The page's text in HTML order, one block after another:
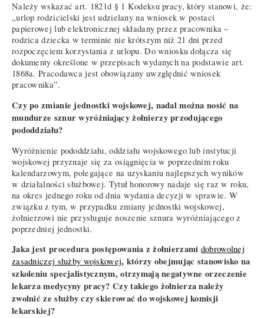
Należy wskazać art. 1821d § 1 Kodeksu pracy, który stanowi, że:
„urlop rodzicielski jest udzielany na wniosek w postaci
papierowej lub elektronicznej składany przez pracownika –
rodzica dziecka w terminie nie krótszym niż 21 dni przed
rozpoczęciem korzystania z urlopu. Do wniosku dołącza się
dokumenty określone w przepisach wydanych na podstawie art.
1868a. Pracodawca jest obowiązany uwzględnić wniosek
pracownika”.
Czy po zmianie jednostki wojskowej, nadal można nosić na
mundurze sznur wyróżniający żołnierzy przodującego
pododdziału?
Wyróżnienie pododdziału, oddziału wojskowego lub instytucji
wojskowej przyznaje się za osiągnięcia w poprzednim roku
kalendarzowym, polegające na uzyskaniu najlepszych wyników
w działalności służbowej. Tytuł honorowy nadaje się raz w roku,
na okres jednego roku od dnia wydania decyzji w sprawie. W
związku z tym, w przypadku zmiany jednostki wojskowej,
żołnierzowi nie przysługuje noszenie sznura wyróżniającego z
poprzedniej jednostki.
Jaka jest procedura postępowania z żołnierzami dobrowolnej
zasadniczej służby wojskowej, którzy obejmując stanowisko na
szkoleniu specjalistycznym, otrzymają negatywne orzeczenie
lekarza medycyny pracy? Czy takiego żołnierza należy
zwolnić ze służby czy skierować do wojskowej komisji
lekarskiej?